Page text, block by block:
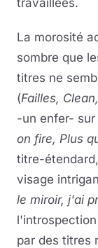
travaillées.
La morosité
sombre que
titres ne
(Failles,
-un enfer-
on fire, Plus
titre-
visage
le miroir, j'ai
par des titres